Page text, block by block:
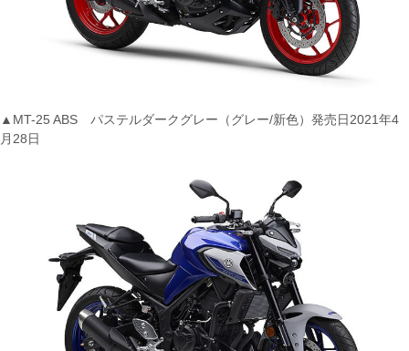
▲MT-25 ABS パステルダークグレー（グレー/新色）発売日2021年4
月28日